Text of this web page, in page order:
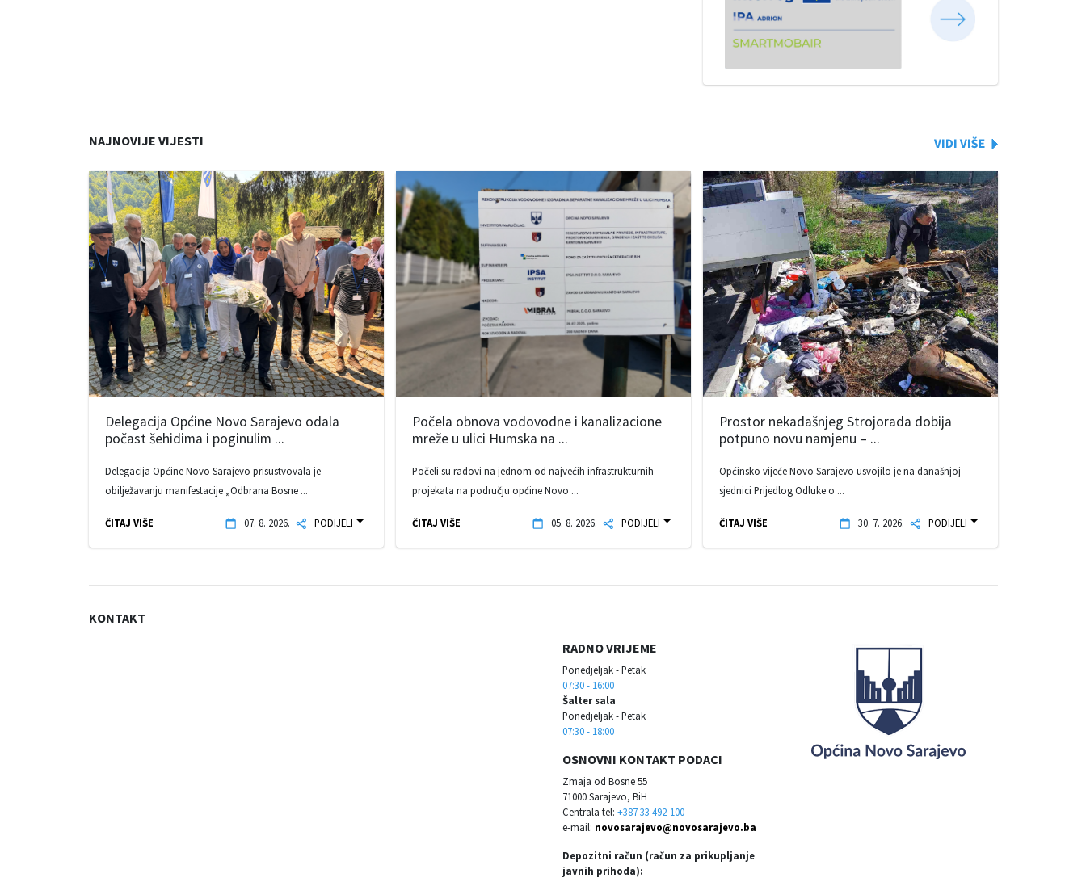
NAJNOVIJE VIJESTI
Delegacija Općine Novo Sarajevo odala
počast šehidima i poginulim ...
Delegacija Općine Novo Sarajevo prisustvovala je
obilježavanju manifestacije „Odbrana Bosne ...
ČITAJ VIŠE 07. 8. 2026. PODIJELI
Počela obnova vodovodne i kanalizacione
mreže u ulici Humska na ...
Počeli su radovi na jednom od najvećih infrastrukturnih
projekata na području općine Novo ...
ČITAJ VIŠE 05. 8. 2026. PODIJELI
Prostor nekadašnjeg Strojorada dobija
potpuno novu namjenu – ...
Općinsko vijeće Novo Sarajevo usvojilo je na današnjoj
sjednici Prijedlog Odluke o ...
ČITAJ VIŠE 30. 7. 2026. PODIJELI
KONTAKT
RADNO VRIJEME
Ponedjeljak - Petak
07:30 - 16:00
Šalter sala
Ponedjeljak - Petak
07:30 - 18:00
OSNOVNI KONTAKT PODACI
Zmaja od Bosne 55
71000 Sarajevo, BiH
Centrala tel: +387 33 492-100
e-mail: novosarajevo@novosarajevo.ba
Depozitni račun (račun za prikupljanje
javnih prihoda):